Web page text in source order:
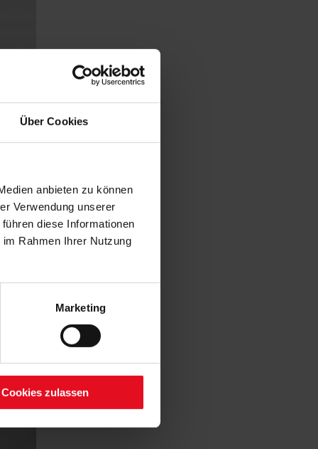
Über Cookies
anbieten zu können
Verwendung unserer
diese Informationen
Rahmen Ihrer Nutzung
Marketing
Cookies zulassen